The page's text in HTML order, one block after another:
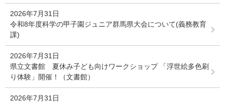
2026年7月31日
令和8年度科学の甲子園ジュニア群馬県大会について(義務教育
課)
2026年7月31日
県立文書館 夏休み子ども向けワークショップ 「浮世絵多色刷
り体験」開催！（文書館）
2026年7月31日